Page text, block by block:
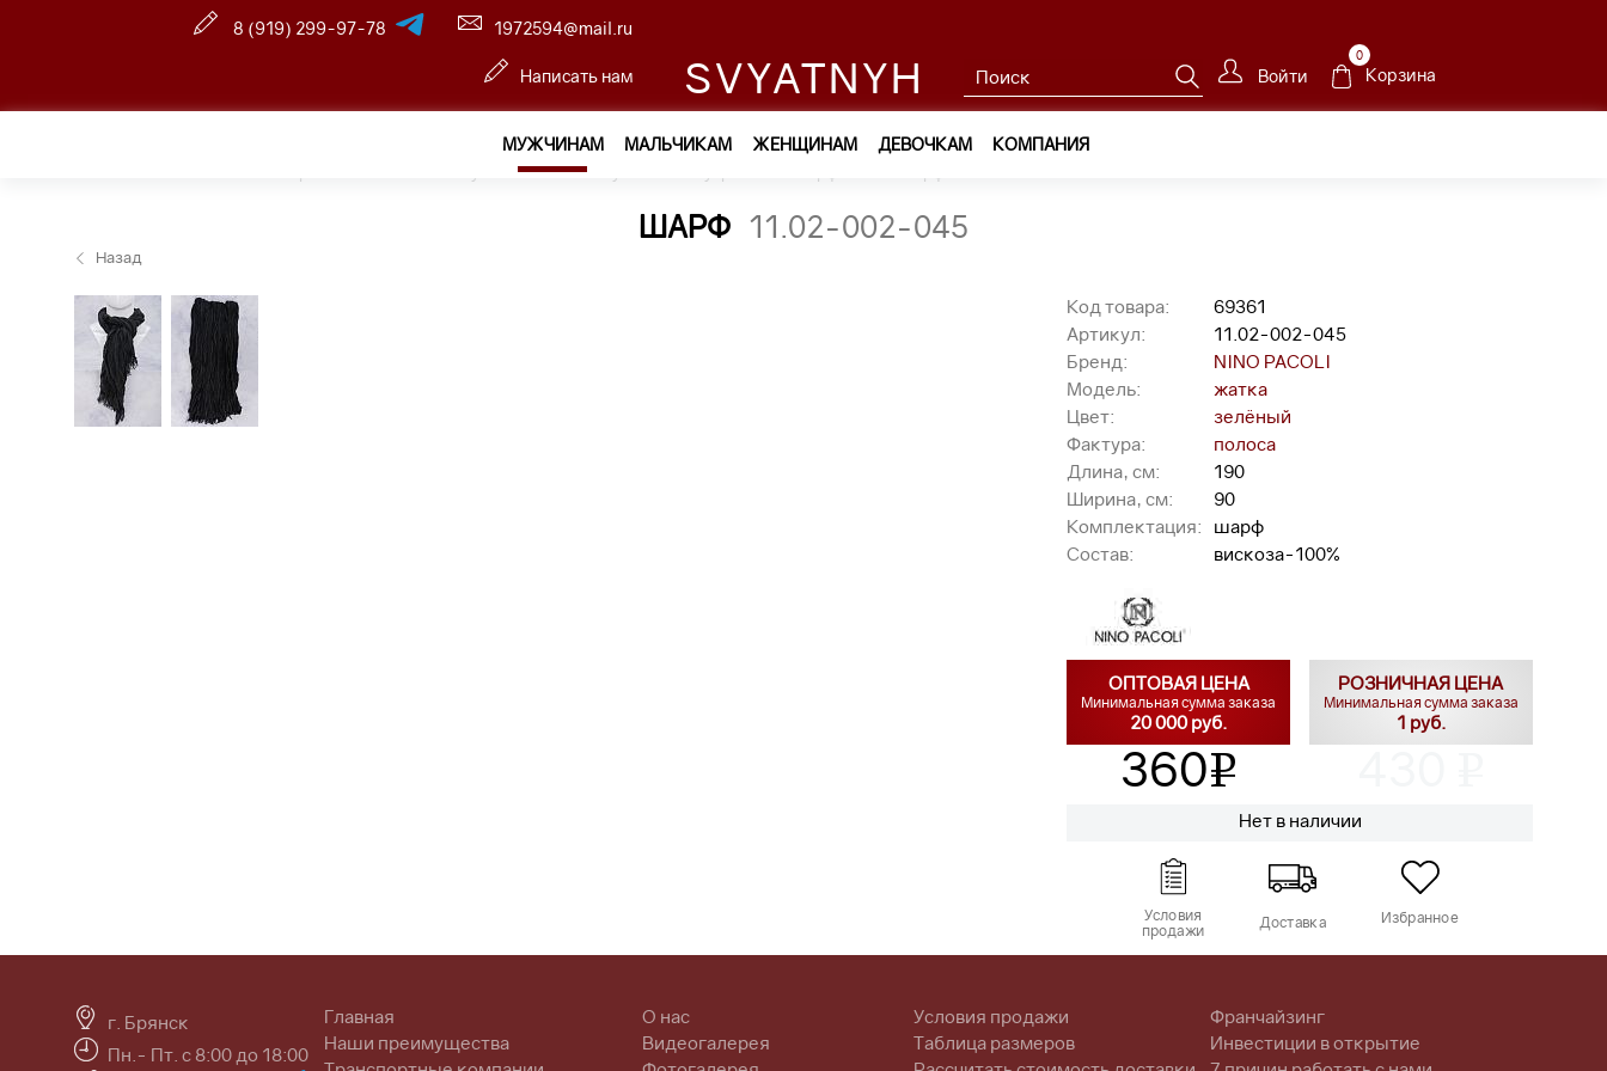
8 (919) 299-97-78 1972594@mail.ru
Написать нам SVYATNYH Войти
0
Корзина
МУЖЧИНАМ МАЛЬЧИКАМ ЖЕНЩИНАМ ДЕВОЧКАМ КОМПАНИЯ
Мужчинам —
ШАРФ 11.02-002-045
Назад
Код товара:
69361
Артикул:
11.02-002-045
Бренд:
NINO PACOLI
Модель:
жатка
Цвет:
зелёный
Фактура:
полоса
Длина, см:
190
Ширина, см:
90
Комплектация:
шарф
Состав:
вискоза-100%
ОПТОВАЯ ЦЕНА
Минимальная сумма заказа
20 000 руб.
360v
РОЗНИЧНАЯ ЦЕНА
Минимальная сумма заказа
1 руб.
Нет в наличии
Условия
продажи
Доставка Избранное
г. Брянск
Пн.- Пт. с 8:00 до 18:00
Главная
Наши преимущества
О нас
Видеогалерея
Условия продажи
Таблица размеров
Франчайзинг
Инвестиции в открытие